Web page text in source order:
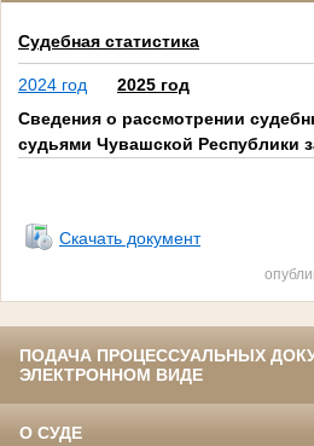
Судебная статистика
2024 год
2025 год
Сведения о рассмотрении
судьями Чувашской Республики
Скачать документ
ПОДАЧА ПРОЦЕССУАЛЬНЫХ
ЭЛЕКТРОННОМ ВИДЕ
О СУДЕ